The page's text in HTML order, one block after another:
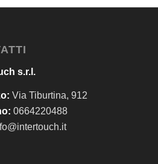
s.r.l.
Via Tiburtina, 912
0664220488